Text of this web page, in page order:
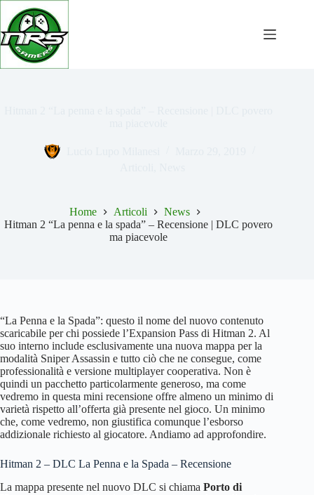
Salta
contenuto
Home Articoli
News
Hitman 2 “La penna e la spada” – Recensione | DLC povero
ma piacevole
“La Penna e la Spada”: questo il nome del nuovo contenuto
scaricabile per chi possiede l’Expansion Pass di Hitman 2. Al
suo interno include esclusivamente una nuova mappa per la
modalità Sniper Assassin e tutto ciò che ne consegue, come
professionalità e versione multiplayer cooperativa. Non è
quindi un pacchetto particolarmente generoso, ma come
vedremo in questa mini recensione offre almeno un minimo di
varietà rispetto all’offerta già presente nel gioco. Un minimo
che, come vedremo, non giustifica comunque l’esborso
addizionale richiesto al giocatore. Andiamo ad approfondire.
Hitman 2 – DLC La Penna e la Spada – Recensione
La mappa presente nel nuovo DLC si chiama Porto di